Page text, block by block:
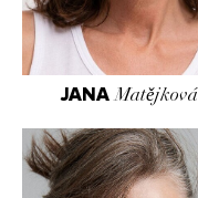
JANA Matějková